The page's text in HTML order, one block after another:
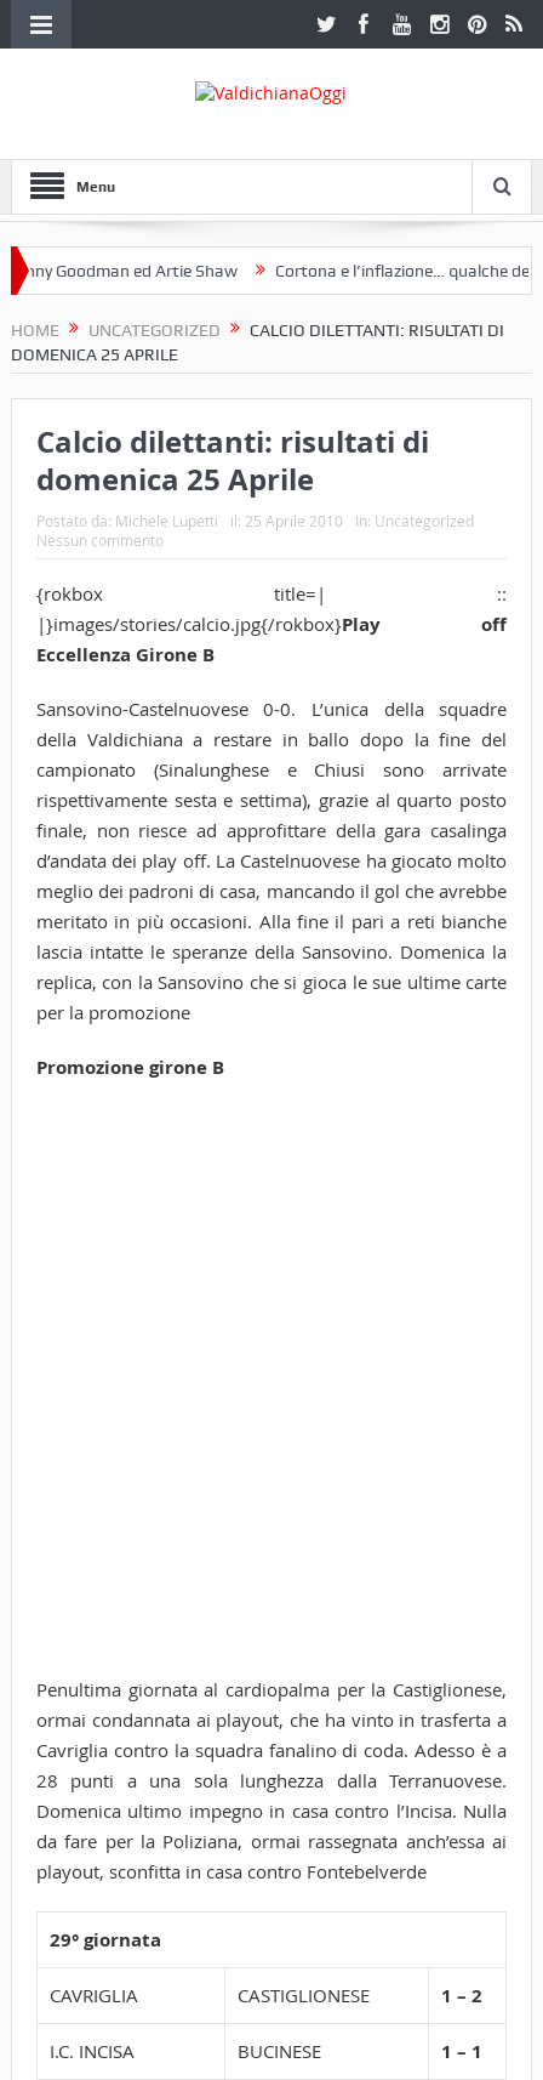
Menu
Goodman ed Artie Shaw Cortona e l’inflazione… qualche
HOME UNCATEGORIZED
CALCIO DILETTANTI: RISULTATI DI
DOMENICA 25 APRILE
Calcio dilettanti: risultati di
domenica 25 Aprile
Postato da: Michele Lupetti il: 25 Aprile 2010 In: Uncategorized
Nessun commento
{rokbox title=| ::
|}images/stories/calcio.jpg{/rokbox}Play off
Eccellenza Girone B
Sansovino-Castelnuovese 0-0. L’unica della squadre
della Valdichiana a restare in ballo dopo la fine del
campionato (Sinalunghese e Chiusi sono arrivate
rispettivamente sesta e settima), grazie al quarto posto
finale, non riesce ad approfittare della gara casalinga
d’andata dei play off. La Castelnuovese ha giocato molto
meglio dei padroni di casa, mancando il gol che avrebbe
meritato in più occasioni. Alla fine il pari a reti bianche
lascia intatte le speranze della Sansovino. Domenica la
replica, con la Sansovino che si gioca le sue ultime carte
per la promozione
Promozione girone B
Penultima giornata al cardiopalma per la Castiglionese,
ormai condannata ai playout, che ha vinto in trasferta a
Cavriglia contro la squadra fanalino di coda. Adesso è a
28 punti a una sola lunghezza dalla Terranuovese.
Domenica ultimo impegno in casa contro l’Incisa. Nulla
da fare per la Poliziana, ormai rassegnata anch’essa ai
playout, sconfitta in casa contro Fontebelverde
29° giornata
CAVRIGLIA CASTIGLIONESE 1 – 2
I.C. INCISA BUCINESE 1 – 1